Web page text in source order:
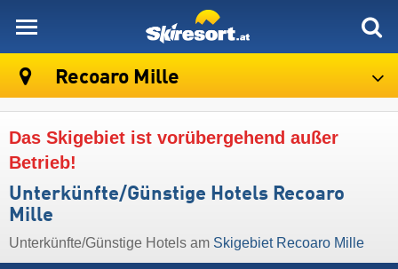
Recoaro Mille
Das Skigebiet ist vorübergehend außer
Betrieb!
Unterkünfte/Günstige Hotels Recoaro
Mille
Unterkünfte/Günstige Hotels am Skigebiet Recoaro Mille